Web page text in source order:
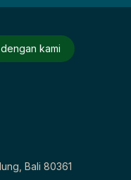
kami
Bali 80361